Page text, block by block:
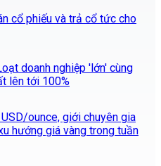
cổ phiếu và trả cổ tức cho
doanh nghiệp 'lớn' cùng
lên tới 100%
ounce, giới chuyên gia
hướng giá vàng trong tuần